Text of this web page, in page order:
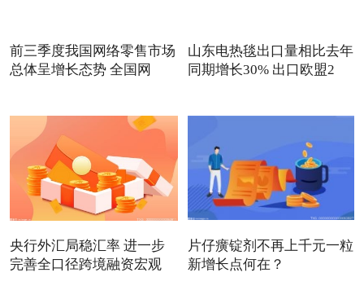
前三季度我国网络零售市场
总体呈增长态势 全国网
山东电热毯出口量相比去年
同期增长30% 出口欧盟2
央行外汇局稳汇率 进一步
完善全口径跨境融资宏观
片仔癀锭剂不再上千元一粒
新增长点何在？